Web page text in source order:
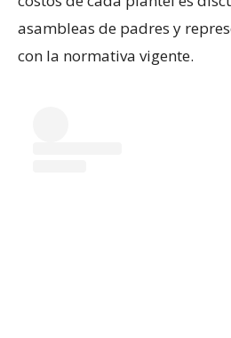
asambleas de padres y
con la normativa vigente.